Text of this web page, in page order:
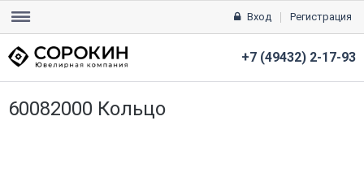
Вход Регистрация
+7 (49432) 2-17-93
60082000 Кольцо